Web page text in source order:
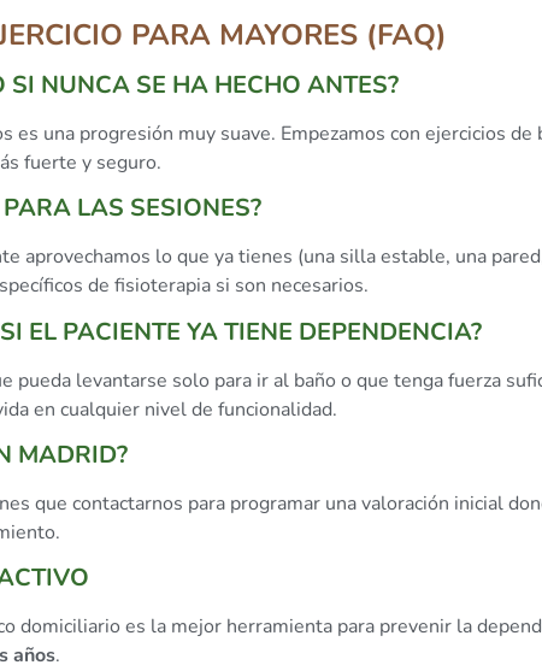
PARA MAYORES (FAQ)
SI NUNCA SE HA HECHO ANTES?
una progresión muy suave. Empezamos con ejercicios de
fuerte y seguro.
LAS SESIONES?
aprovechamos lo que ya tienes (una silla estable, una
de fisioterapia si son necesarios.
EL PACIENTE YA TIENE DEPENDENCIA?
pueda levantarse solo para ir al baño o que tenga fuerza
en cualquier nivel de funcionalidad.
MADRID?
que contactarnos para programar una valoración inicial
domiciliario es la mejor herramienta para prevenir la
años.